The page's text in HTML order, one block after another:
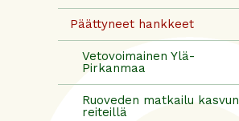
Päättyneet hankkeet
Vetovoimainen Ylä-
Pirkanmaa
Ruoveden matkailu kasvun
reiteillä